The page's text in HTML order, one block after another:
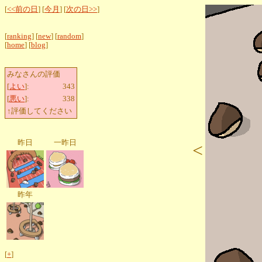
[<<前の日 ] [今月 ] [次の日>>]
[ranking] [new] [random]
[home] [blog]
みなさんの評価
[よい]:
343
[悪い]:
338
↑評価してください
昨日 一昨日
昨年
[+]
<